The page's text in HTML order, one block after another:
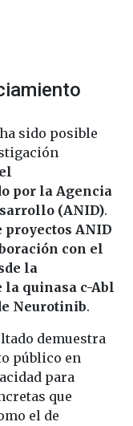
sido posible
por la Agencia
(ANID).
proyectos ANID
con el
la
quinasa c-Abl
Neurotinib.
demuestra
público en
para
que
el de